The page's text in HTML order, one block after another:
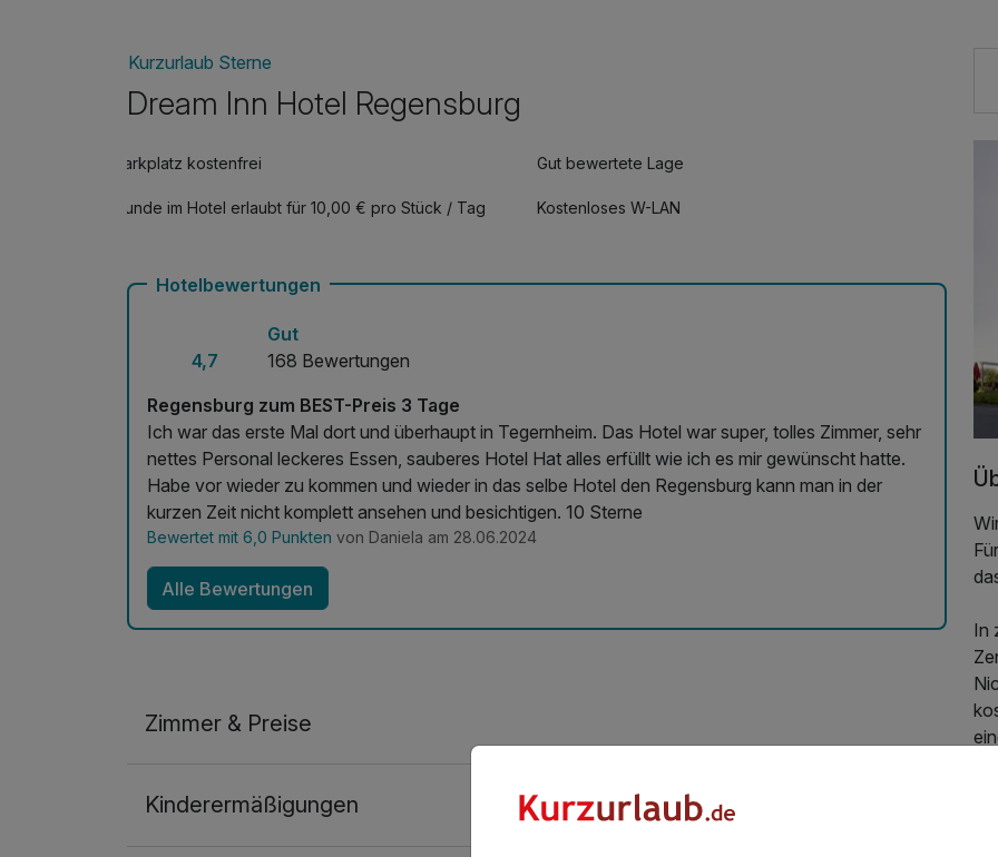
Kurzurlaub Sterne
Dream Inn Hotel Regensburg
Parkplatz kostenfrei Gut bewertete Lage
Hunde im Hotel erlaubt für 10,00 € pro Stück / Tag Kostenloses W-LAN
Hotelbewertungen
4,7
Gut
168 Bewertungen
Regensburg zum BEST-Preis 3 Tage
Ich war das erste Mal dort und überhaupt in Tegernheim. Das Hotel war super, tolles Zimmer, sehr
nettes Personal leckeres Essen, sauberes Hotel Hat alles erfüllt wie ich es mir gewünscht hatte.
Habe vor wieder zu kommen und wieder in das selbe Hotel den Regensburg kann man in der
kurzen Zeit nicht komplett ansehen und besichtigen. 10 Sterne
Bewertet mit 6,0 Punkten von Daniela am 28.06.2024
Alle Bewertungen
Zimmer & Preise
2 Erwachsene
Kinderermäßigungen
In